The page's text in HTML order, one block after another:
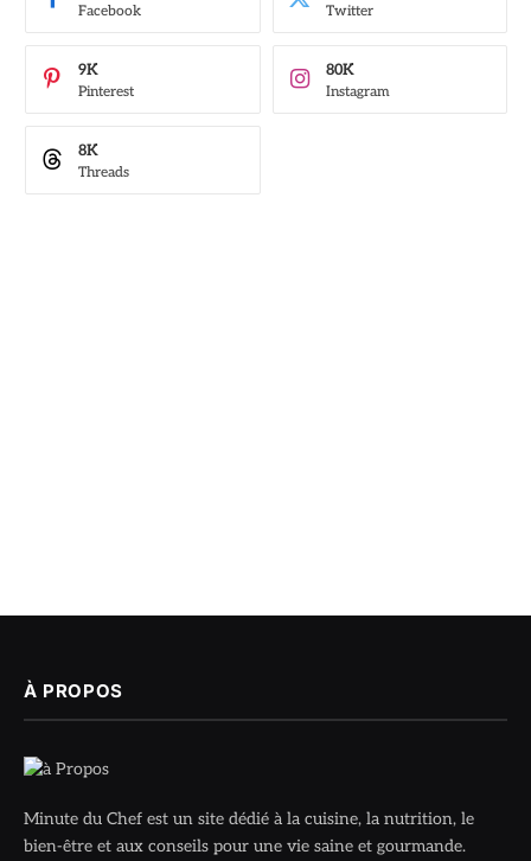
Facebook Twitter
Pinterest
9K
Instagram
80K
Threads
8K
À PROPOS
Minute du Chef est un site dédié à la cuisine, la nutrition, le
bien-être et aux conseils pour une vie saine et gourmande.